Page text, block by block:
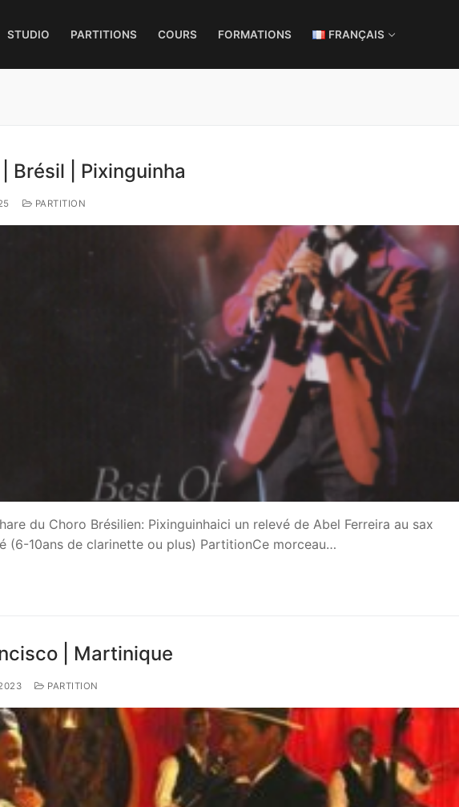
STUDIO PARTITIONS COURS FORMATIONS FRANÇAIS
Brésil | Pixinguinha
PARTITION
du Choro Brésilien: Pixinguinhaici un relevé de Abel Ferreira au sax
(6-10ans de clarinette ou plus) PartitionCe morceau…
| Martinique
PARTITION